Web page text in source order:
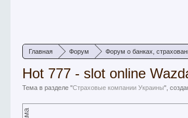
Главная Форум Форум о банках,
Hot 777 - slot online
Тема в разделе "Страховые компании Украины",